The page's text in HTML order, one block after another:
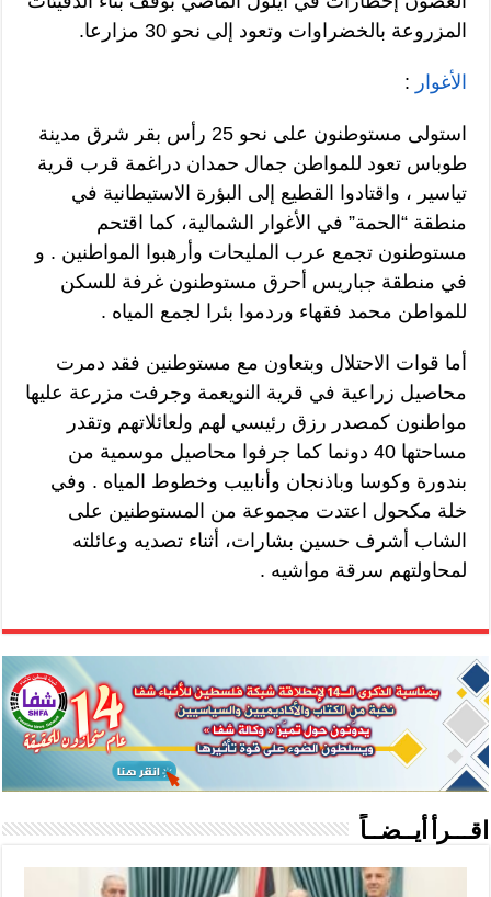
المزروعة بالخضراوات وتعود إلى نحو 30 مزارعا.
الأغوار :
استولى مستوطنون على نحو 25 رأس بقر شرق مدينة
طوباس تعود للمواطن جمال حمدان دراغمة قرب قرية
تياسير ، واقتادوا القطيع إلى البؤرة الاستيطانية في
منطقة “الحمة” في الأغوار الشمالية، كما اقتحم
مستوطنون تجمع عرب المليحات وأرهبوا المواطنين . و
في منطقة جباريس أحرق مستوطنون غرفة للسكن
للمواطن محمد فقهاء وردموا بئرا لجمع المياه .
أما قوات الاحتلال وبتعاون مع مستوطنين فقد دمرت
محاصيل زراعية في قرية النويعمة وجرفت مزرعة عليها
مواطنون كمصدر رزق رئيسي لهم ولعائلاتهم وتقدر
مساحتها 40 دونما كما جرفوا محاصيل موسمية من
بندورة وكوسا وباذنجان وأنابيب وخطوط المياه . وفي
خلة مكحول اعتدت مجموعة من المستوطنين على
الشاب أشرف حسين بشارات، أثناء تصديه وعائلته
لمحاولتهم سرقة مواشيه .
اقـــرأ أيــضــاً